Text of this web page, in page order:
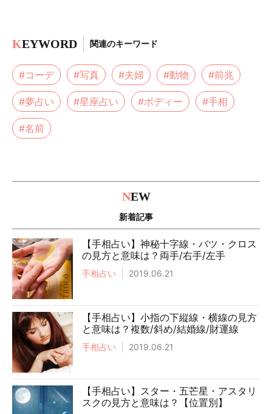
KEYWORD 関連のキーワード
#コーデ #写真 #夫婦 #動物 #前兆
#夢占い #星座占い #ボディー #手相
#名前
NEW
新着記事
【手相占い】神秘十字線・バツ・クロス
の見方と意味は？両手/右手/左手
手相占い 2019.06.21
【手相占い】小指の下縦線・横線の見方
と意味は？複数/斜め/結婚線/財運線
手相占い 2019.06.21
【手相占い】スター・五芒星・アスタリ
スクの見方と意味は？【位置別】